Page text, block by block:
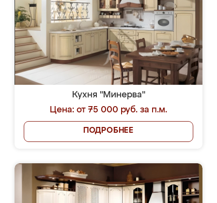
Кухня "Минерва"
Цена: от 75 000 руб. за п.м.
ПОДРОБНЕЕ